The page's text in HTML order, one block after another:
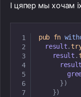
І цяпер мы хочам
pub fn
  result
.
    result
.
      result
})
})